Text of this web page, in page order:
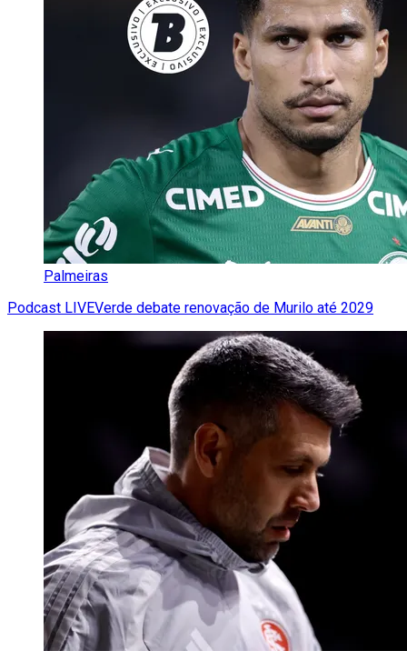
Palmeiras
Podcast LIVEVerde debate renovação de Murilo até 2029